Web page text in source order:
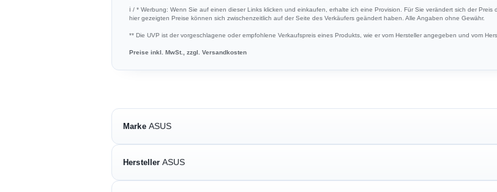
ℹ︎ / * Werbung: Wenn Sie auf einen dieser Links klicken und einkaufen, erhalte ich eine Provision. Für Sie verändert sich der
hier gezeigten Preise können sich zwischenzeitlich auf der Seite des Verkäufers geändert haben. Alle Angaben ohne Gewähr.
** Die UVP ist der vorgeschlagene oder empfohlene Verkaufspreis eines Produkts, wie er vom Hersteller angegeben und vom
Preise inkl. MwSt., zzgl. Versandkosten
Marke ASUS
Hersteller ASUS